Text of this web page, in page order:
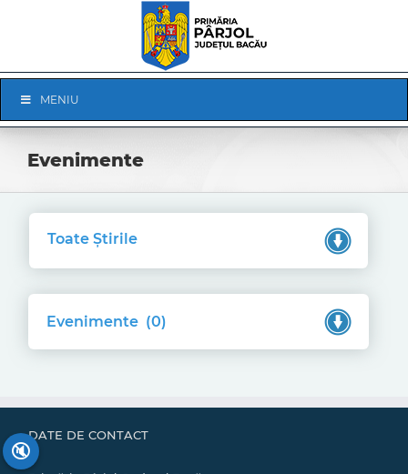
Navigation
MENIU
Evenimente
Toate Știrile
DATE DE CONTACT
🔇